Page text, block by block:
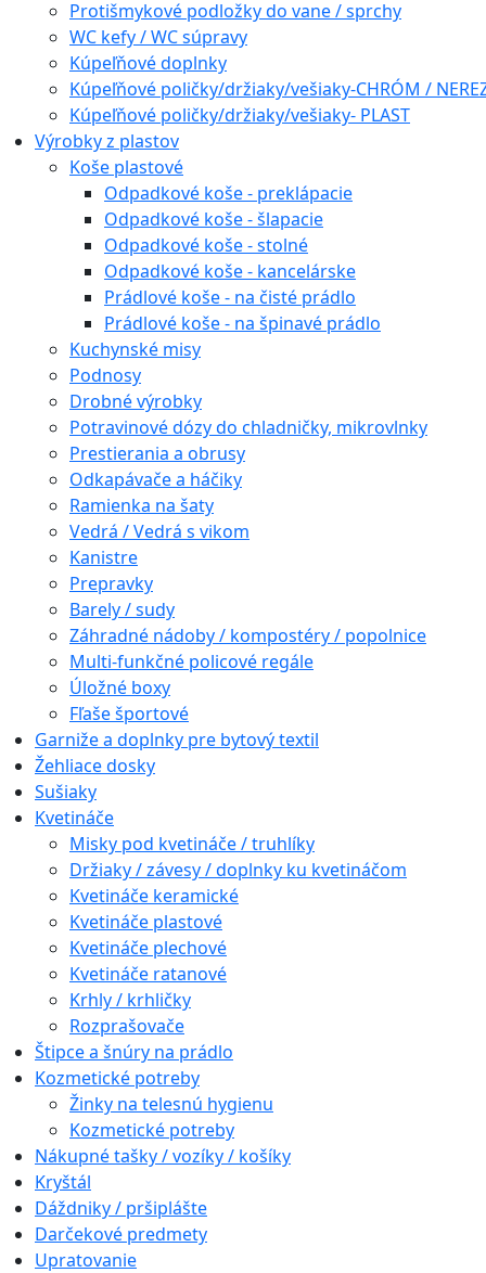
Protišmykové podložky do vane / sprchy
WC kefy / WC súpravy
Kúpeľňové doplnky
Kúpeľňové poličky/držiaky/vešiaky-CHRÓM /
Kúpeľňové poličky/držiaky/vešiaky- PLAST
Výrobky z plastov
Koše plastové
Odpadkové koše - preklápacie
Odpadkové koše - šlapacie
Odpadkové koše - stolné
Odpadkové koše - kancelárske
Prádlové koše - na čisté prádlo
Prádlové koše - na špinavé prádlo
Kuchynské misy
Podnosy
Drobné výrobky
Potravinové dózy do chladničky, mikrovlnky
Prestierania a obrusy
Odkapávače a háčiky
Ramienka na šaty
Vedrá / Vedrá s vikom
Kanistre
Prepravky
Barely / sudy
Záhradné nádoby / kompostéry / popolnice
Multi-funkčné policové regále
Úložné boxy
Fľaše športové
Garniže a doplnky pre bytový textil
Žehliace dosky
Sušiaky
Kvetináče
Misky pod kvetináče / truhlíky
Držiaky / závesy / doplnky ku kvetináčom
Kvetináče keramické
Kvetináče plastové
Kvetináče plechové
Kvetináče ratanové
Krhly / krhličky
Rozprašovače
Štipce a šnúry na prádlo
Kozmetické potreby
Žinky na telesnú hygienu
Kozmetické potreby
Nákupné tašky / vozíky / košíky
Kryštál
Dáždniky / pršiplášte
Darčekové predmety
Upratovanie